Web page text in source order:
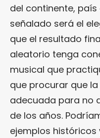
del continente,
señalado será el
que el resultado
aleatorio tenga
musical que
que procurar que
adecuada para no
de los años.
ejemplos históricos